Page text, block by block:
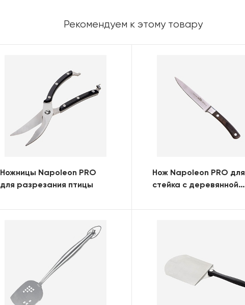
Рекомендуем к этому товару
Ножницы Napoleon PRO
для разрезания птицы
Нож Napoleon PRO для
стейка с деревянной